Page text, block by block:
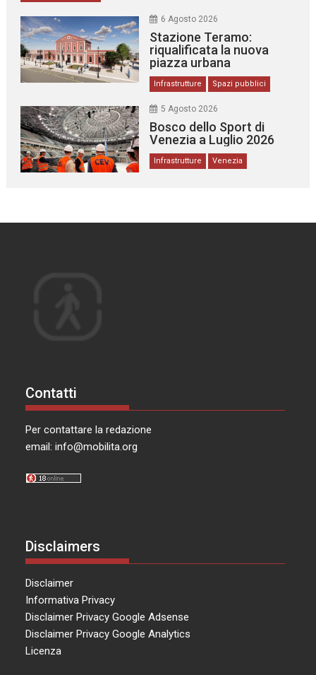
6 Agosto 2026
Stazione Teramo:
riqualificata la nuova
piazza urbana
Infrastrutture Spazi pubblici
5 Agosto 2026
Bosco dello Sport di
Venezia a Luglio 2026
Infrastrutture Venezia
Contatti
Per contattare la redazione
email:info@mobilita.org
Disclaimers
Disclaimer
Informativa Privacy
Disclaimer Privacy Google Adsense
Disclaimer Privacy Google Analytics
Licenza